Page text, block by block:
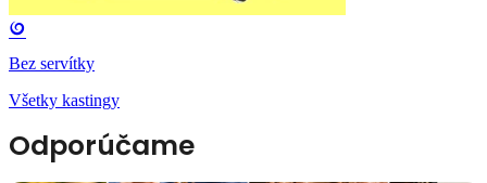
Bez servítky
Všetky kastingy
Odporúčame